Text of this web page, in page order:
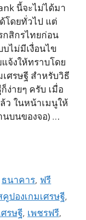
นี้จะไม่ได้มา
โดยทั่วไป แต่
กสิกรไทยก่อน
ไม่มีเงื่อนไข
จ้งให้ทราบโดย
ศรษฐี สำหรับวิธี
ง่ายๆ ครับ เมื่อ
ว ในหน้าเมนูให้
บนของจอ) …
ธนาคาร, ฟรี
ปองเกมเศรษฐี,
ศรษฐี, เพชรฟรี,